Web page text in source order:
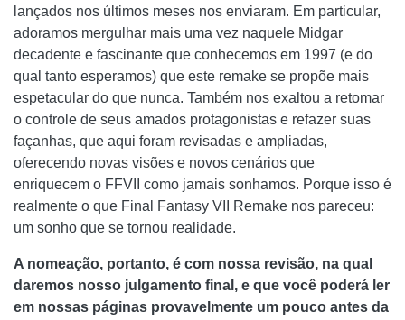
lançados nos últimos meses nos enviaram. Em particular,
adoramos mergulhar mais uma vez naquele Midgar
decadente e fascinante que conhecemos em 1997 (e do
qual tanto esperamos) que este remake se propõe mais
espetacular do que nunca. Também nos exaltou a retomar
o controle de seus amados protagonistas e refazer suas
façanhas, que aqui foram revisadas e ampliadas,
oferecendo novas visões e novos cenários que
enriquecem o FFVII como jamais sonhamos. Porque isso é
realmente o que Final Fantasy VII Remake nos pareceu:
um sonho que se tornou realidade.
A nomeação, portanto, é com nossa revisão, na qual
daremos nosso julgamento final, e que você poderá ler
em nossas páginas provavelmente um pouco antes da